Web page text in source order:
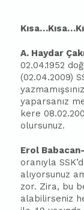
A. Haydar
02.04.1952
(02.04.2009)
yaparsanız
kere
olursunuz.
Erol Babacan-
oranıyla
alıyorsunuz
zor. Zira, bu
alabilirseniz